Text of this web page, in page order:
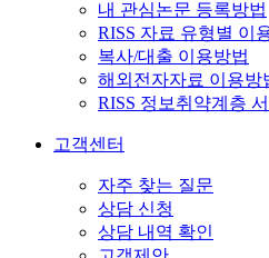
내 관심논문 등록방법
RISS 자료 유형별 이
복사/대출 이용방법
해외전자자료 이용방
RISS 정보취약계층
고객센터
자주 찾는 질문
상담 신청
상담 내역 확인